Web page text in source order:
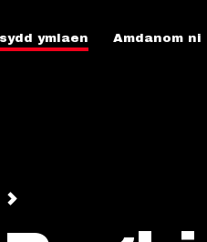
ymlaen Amdanom ni